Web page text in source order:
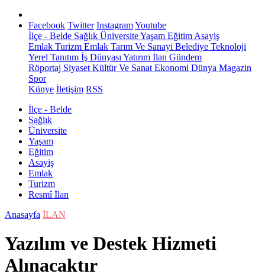
Facebook Twitter InstagramYoutube
İlçe - Belde Sağlık ÜniversiteYaşam Eğitim Asayiş
Emlak Turizm Emlak Tarım Ve Sanayi Belediye Teknoloji
Yerel Tanıtım İş Dünyası Yatırım İlan Gündem
Röportaj Siyaset Kültür Ve Sanat Ekonomi Dünya Magazin
Spor
Künye İletişim RSS
İlçe - Belde
Sağlık
Üniversite
Yaşam
Eğitim
Asayiş
Emlak
Turizm
Resmî İlan
Anasayfa İLAN
Yazılım ve Destek Hizmeti
Alınacaktır